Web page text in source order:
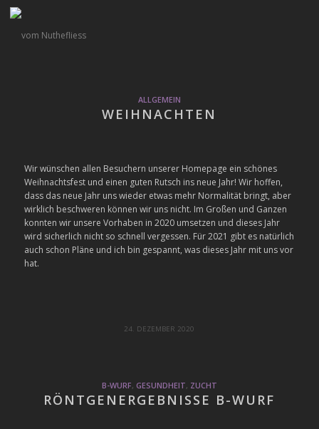
ALLGEMEIN
WEIHNACHTEN
Wir wünschen allen Besuchern unserer Homepage ein schönes
Weihnachtsfest und einen guten Rutsch ins neue Jahr! Wir hoffen,
dass das neue Jahr uns wieder etwas mehr Normalität bringt, aber
wirklich beschweren können wir uns nicht. Im Großen und Ganzen
konnten wir unsere Vorhaben in 2020 umsetzen und dieses Jahr
wird sicherlich nicht so schnell vergessen. Für 2021 gibt es natürlich
auch schon Pläne und ich bin gespannt, was dieses Jahr mit uns vor
hat.
24. DEZEMBER 2020
B-WURF, GESUNDHEIT, ZUCHT
RÖNTGENERGEBNISSE B-WURF